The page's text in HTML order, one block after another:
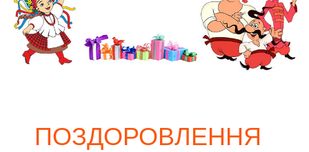
ПОЗДОРОВЛЕННЯ